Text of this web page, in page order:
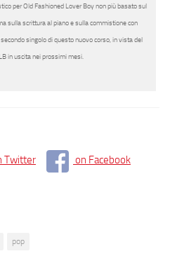
per Old Fashioned Lover Boy non più basato sul
sulla scrittura al piano e sulla commistione con
singolo di questo nuovo corso, in vista del
in uscita nei prossimi mesi.
Twitter on Facebook
pop